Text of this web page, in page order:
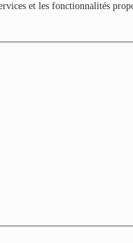
et les fonctionnalités